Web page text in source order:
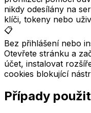
nikdy odesílány na
klíči, tokeny nebo
📋
Bez přihlášení nebo
Otevřete stránku a
účet, instalovat
cookies blokující
Případy